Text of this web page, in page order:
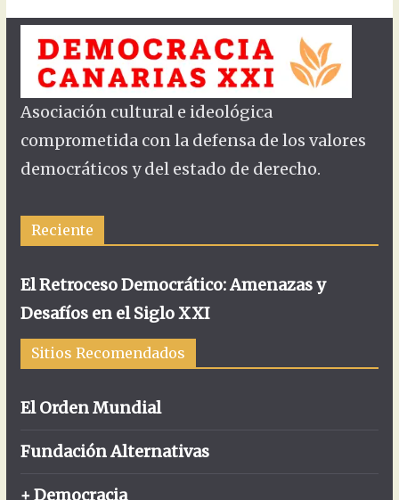
Asociación cultural e ideológica
comprometida con la defensa de los valores
democráticos y del estado de derecho.
Reciente
El Retroceso Democrático: Amenazas y
Desafíos en el Siglo XXI
Sitios Recomendados
El Orden Mundial
Fundación Alternativas
+ Democracia